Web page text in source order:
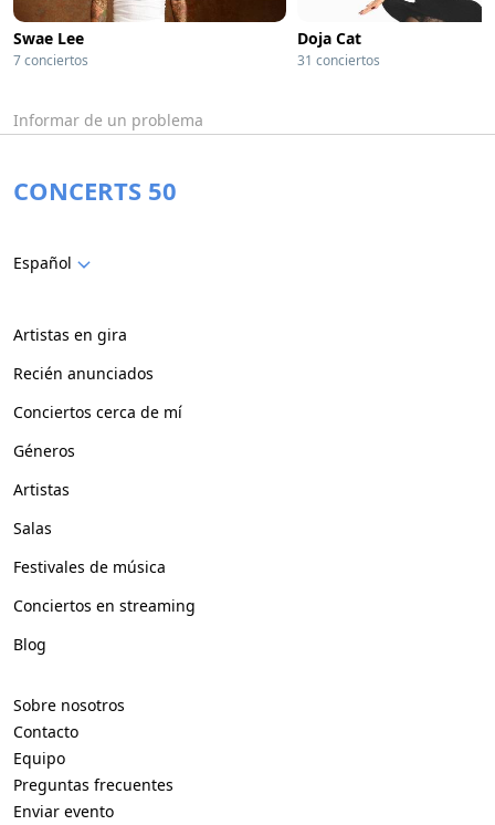
Swae Lee
7 conciertos
Doja Cat
31 conciertos
Informar de un problema
CONCERTS 50
Español
Artistas en gira
Recién anunciados
Conciertos cerca de mí
Géneros
Artistas
Salas
Festivales de música
Conciertos en streaming
Blog
Sobre nosotros
Contacto
Equipo
Preguntas frecuentes
Enviar evento